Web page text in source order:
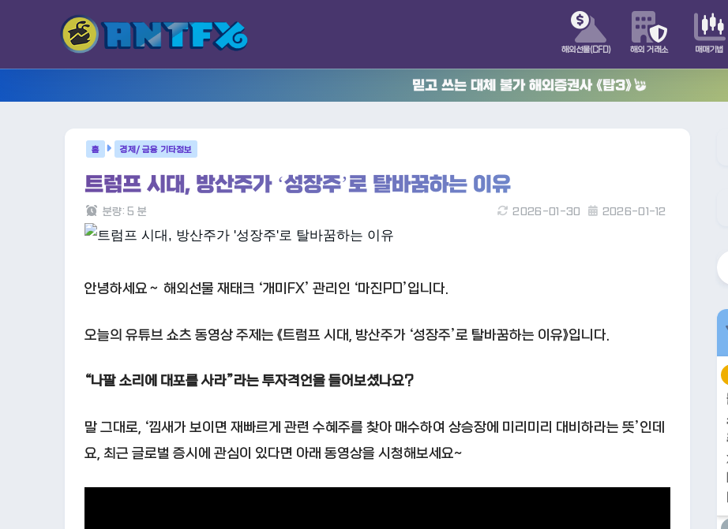
해외선물(CFD) 해외 거래소 매매기법
믿고 쓰는 대체 불가 해외증권사 《탑3》
경제/ 금융 기타정보
트럼프 시대, 방산주가 ‘성장주’로 탈바꿈하는 이유
2026-01-12
2026-01-30
분량: 5 분
안녕하세요～ 해외선물 재태크 ‘개미FX’ 관리인 ‘마진PD’입니다.
오늘의 유튜브 쇼츠 동영상 주제는 《트럼프 시대, 방산주가 ‘성장주’로 탈바꿈하는 이유》입니다.
“나팔 소리에 대포를 사라”라는 투자격언을 들어보셨나요?
말 그대로, ‘낌새가 보이면 재빠르게 관련 수혜주를 찾아 매수하여 상승장에 미리미리 대비하라는 뜻’인데
요, 최근 글로벌 증시에 관심이 있다면 아래 동영상을 시청해보세요~